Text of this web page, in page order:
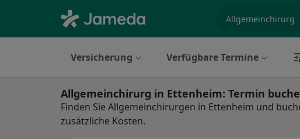
Versicherung Verfügbare Termine
Allgemeinchirurg in Ettenheim: Termin
Finden Sie Allgemeinchirurgen in Ettenheim und
zusätzliche Kosten.